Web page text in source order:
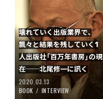
壊れていく出版業界で、
飄々と結果を残していく1
人出版社「百万年書房」の現
在──北尾修一に訊く
2020.03.13
BOOK
INTERVIEW